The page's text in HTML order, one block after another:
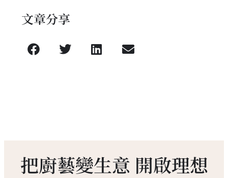
文章分享
把廚藝變生意 開啟理想